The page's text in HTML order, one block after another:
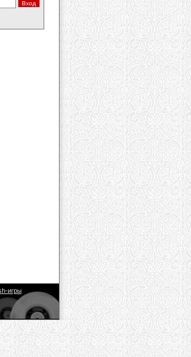
игры